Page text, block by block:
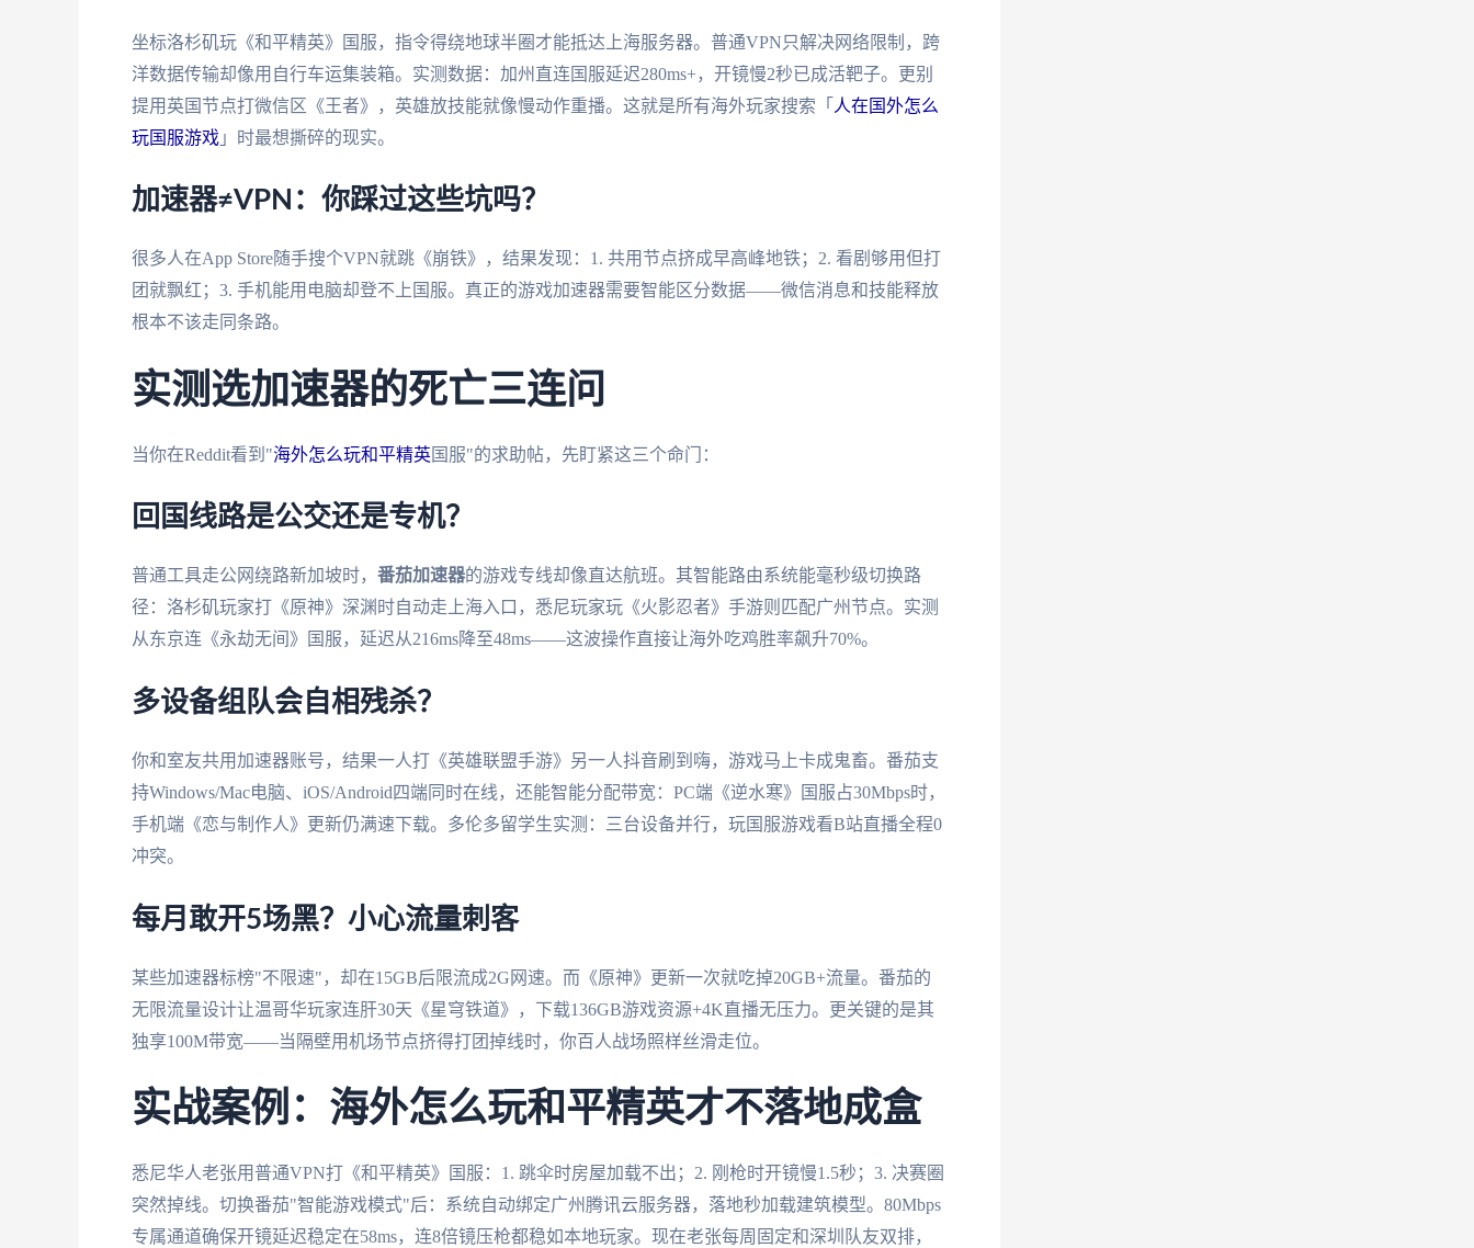
坐标洛杉矶玩《和平精英》国服，指令得绕地球半圈才能抵达上海服务器。普通VPN只解决网络限制，跨
洋数据传输却像用自行车运集装箱。实测数据：加州直连国服延迟280ms+，开镜慢2秒已成活靶子。更别
提用英国节点打微信区《王者》，英雄放技能就像慢动作重播。这就是所有海外玩家搜索「 人在国外怎么
玩国服游戏 」时最想撕碎的现实。
加速器≠VPN：你踩过这些坑吗？
很多人在App Store随手搜个VPN就跳《崩铁》，结果发现：1. 共用节点挤成早高峰地铁；2. 看剧够用但打
团就飘红；3. 手机能用电脑却登不上国服。真正的游戏加速器需要智能区分数据——微信消息和技能释放
根本不该走同条路。
实测选加速器的死亡三连问
当你在Reddit看到"海外怎么玩和平精英国服"的求助帖，先盯紧这三个命门：
回国线路是公交还是专机？
普通工具走公网绕路新加坡时， 番茄加速器的游戏专线却像直达航班。其智能路由系统能毫秒级切换路
径：洛杉矶玩家打《原神》深渊时自动走上海入口，悉尼玩家玩《火影忍者》手游则匹配广州节点。实测
从东京连《永劫无间》国服，延迟从216ms降至48ms——这波操作直接让海外吃鸡胜率飙升70%。
多设备组队会自相残杀？
你和室友共用加速器账号，结果一人打《英雄联盟手游》另一人抖音刷到嗨，游戏马上卡成鬼畜。番茄支
持Windows/Mac电脑、iOS/Android四端同时在线，还能智能分配带宽：PC端《逆水寒》国服占30Mbps时，
手机端《恋与制作人》更新仍满速下载。多伦多留学生实测：三台设备并行，玩国服游戏看B站直播全程0
冲突。
每月敢开5场黑？小心流量刺客
某些加速器标榜"不限速"，却在15GB后限流成2G网速。而《原神》更新一次就吃掉20GB+流量。番茄的
无限流量设计让温哥华玩家连肝30天《星穹铁道》，下载136GB游戏资源+4K直播无压力。更关键的是其
独享100M带宽——当隔壁用机场节点挤得打团掉线时，你百人战场照样丝滑走位。
实战案例：海外怎么玩和平精英才不落地成盒
悉尼华人老张用普通VPN打《和平精英》国服：1. 跳伞时房屋加载不出；2. 刚枪时开镜慢1.5秒；3. 决赛圈
突然掉线。切换番茄"智能游戏模式"后：系统自动绑定广州腾讯云服务器，落地秒加载建筑模型。80Mbps
专属通道确保开镜延迟稳定在58ms，连8倍镜压枪都稳如本地玩家。现在老张每周固定和深圳队友双排，